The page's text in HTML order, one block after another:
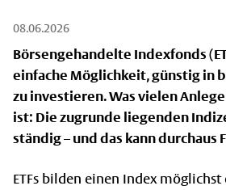
08.06.2026
Börsengehandelte Indexfonds
einfache Möglichkeit, günstig in
zu investieren. Was vielen
ist: Die zugrunde liegenden
ständig – und das kann durchaus
ETFs bilden einen Index möglichst